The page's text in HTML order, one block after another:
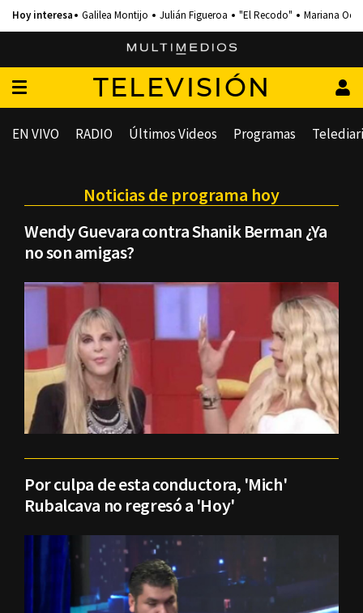
Galilea Montijo Julián Figueroa "El Recodo" Mariana
TELEVISIÓN
EN VIVO RADIO Últimos Videos Programas
Noticias de programa hoy
Wendy Guevara contra Shanik Berman ¿Ya
no son amigas?
Por culpa de esta conductora, 'Mich'
Rubalcava no regresó a 'Hoy'